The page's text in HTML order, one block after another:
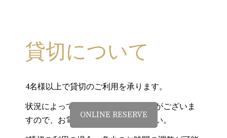
貸切について
4名様以上で貸切のご利用を承ります。
状況によってお受け致しかねる場合がございま
すので、お電話にてお問合せください。
ONLINE RESERVE